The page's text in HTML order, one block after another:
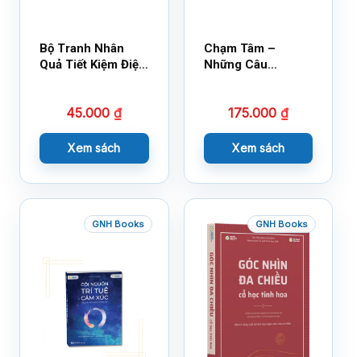
Bộ Tranh Nhân
Quả Tiết Kiệm Điện
45.000₫
Xem sách
Chạm Tâm –
Những Câu
175.000 ₫
Xem sách
GNH Books GNH Books